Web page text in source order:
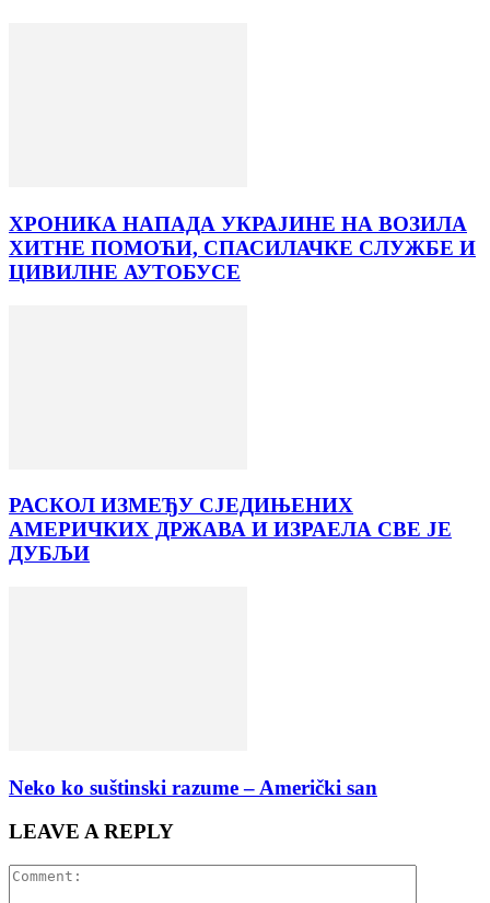
ХРОНИКА НАПАДА УКРАЈИНЕ НА ВОЗИЛА
ХИТНЕ ПОМОЋИ, СПАСИЛАЧКЕ СЛУЖБЕ И
ЦИВИЛНЕ АУТОБУСЕ
РАСКОЛ ИЗМЕЂУ СЈЕДИЊЕНИХ
АМЕРИЧКИХ ДРЖАВА И ИЗРАЕЛА СВЕ ЈЕ
ДУБЉИ
Neko ko suštinski razume – Američki san
LEAVE A REPLY